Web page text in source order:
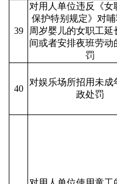
39
对用人单位违反《女
保护特别规定》对哺
周岁婴儿的女职工延
间或者安排夜班劳动
罚
40
对娱乐场所招用未成
政处罚